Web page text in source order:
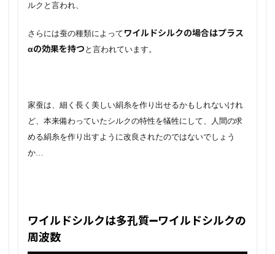
ルクと言われ、
さらには蚕の種類によって ワイルドシルクの場合はプラス
αの効果を持つ と言われています。
家蚕は、細く長く美しい絹糸を作り出せるかもしれないけれ
ど、本来備わっていたシルクの特性を犠牲にして、人間の求
める絹糸を作り出すように改良されたのではないでしょう
か…
ワイルドシルクは多孔質➖ワイルドシルクの
周波数